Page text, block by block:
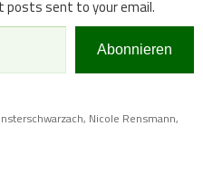
sent to your email.
Abonnieren
, Nicole Rensmann,